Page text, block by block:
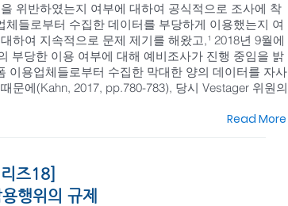
위반하였는지 여부에 대하여 공식적으로 조사에 착
들로부터 수집한 데이터를 부당하게 이용했는지 여
하여 지속적으로 문제 제기를 해왔고,¹ 2018년 9월에
부당한 이용 여부에 대해 예비조사가 진행 중임을 밝
이용업체들로부터 수집한 막대한 양의 데이터를 자사
문에(Kahn, 2017, pp.780-783), 당시 Vestager 위원의
Read More
즈18]
행위의 규제